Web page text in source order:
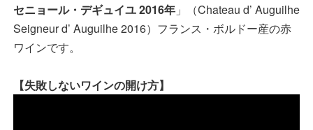
セニョール・デギュイユ 2016年 」（Chateau d’ Auguilhe
Seigneur d’ Auguilhe 2016）フランス・ボルドー産の赤
ワインです。
【失敗しないワインの開け方】